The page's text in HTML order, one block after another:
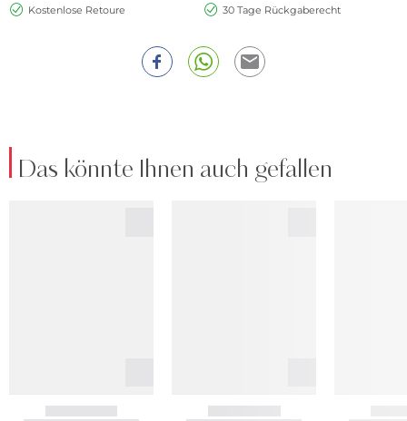
Kostenlose Retoure
30 Tage Rückgaberecht
Das könnte Ihnen auch gefallen